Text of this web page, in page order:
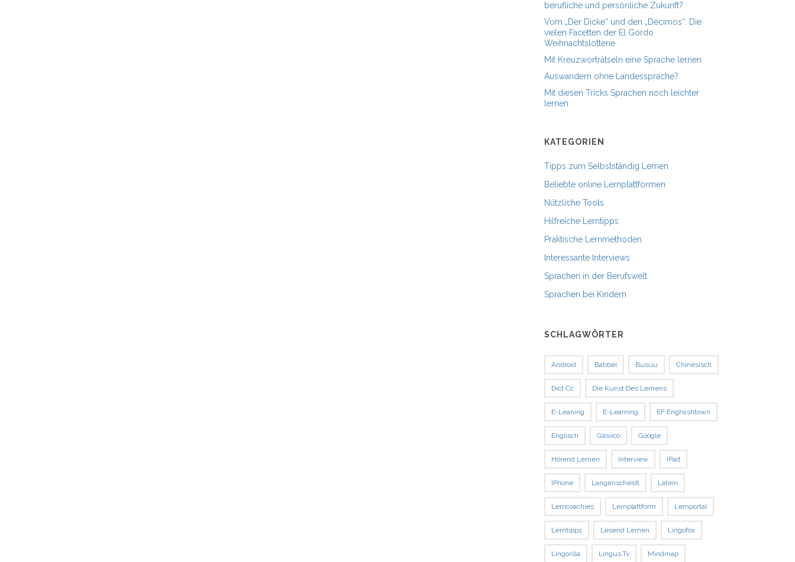
berufliche und persönliche Zukunft?
Vom „Der Dicke“ und den „Decimos“: Die
vielen Facetten der El Gordo
Weihnachtslotterie
Mit Kreuzworträtseln eine Sprache lernen
Auswandern ohne Landessprache?
Mit diesen Tricks Sprachen noch leichter
lernen
KATEGORIEN
Tipps zum Selbstständig Lernen
Beliebte online Lernplattformen
Nützliche Tools
Hilfreiche Lerntipps
Praktische Lernmethoden
Interessante Interviews
Sprachen in der Berufswelt
Sprachen bei Kindern
SCHLAGWÖRTER
Android Babbel Busuu Chinesisch
Dict.cc Die Kunst Des Lernens
E-Leaning E-Learning EF Enghlishtown
Englisch Glovico Google
Hörend Lernen Interview IPad
IPhone Langenscheidt Latein
Lerncoachies Lernplattform Lernportal
Lerntipps Lesend Lernen Lingofox
Lingorilla Lingus.tv Mindmap